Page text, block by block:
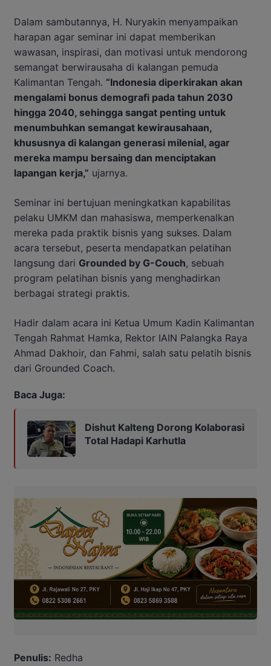
Dalam sambutannya, H. Nuryakin menyampaikan
harapan agar seminar ini dapat memberikan
wawasan, inspirasi, dan motivasi untuk mendorong
semangat berwirausaha di kalangan pemuda
Kalimantan Tengah. “Indonesia diperkirakan akan
mengalami bonus demografi pada tahun 2030
hingga 2040, sehingga sangat penting untuk
menumbuhkan semangat kewirausahaan,
khususnya di kalangan generasi milenial, agar
mereka mampu bersaing dan menciptakan
lapangan kerja,” ujarnya.
Seminar ini bertujuan meningkatkan kapabilitas
pelaku UMKM dan mahasiswa, memperkenalkan
mereka pada praktik bisnis yang sukses. Dalam
acara tersebut, peserta mendapatkan pelatihan
langsung dari Grounded by G-Couch, sebuah
program pelatihan bisnis yang menghadirkan
berbagai strategi praktis.
Hadir dalam acara ini Ketua Umum Kadin Kalimantan
Tengah Rahmat Hamka, Rektor IAIN Palangka Raya
Ahmad Dakhoir, dan Fahmi, salah satu pelatih bisnis
dari Grounded Coach.
Baca Juga:
Dishut Kalteng Dorong Kolaborasi
Total Hadapi Karhutla
Penulis: Redha